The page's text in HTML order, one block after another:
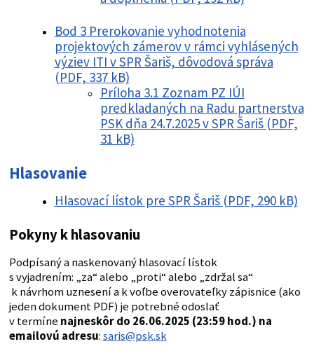
Bod 3 Prerokovanie vyhodnotenia
projektových zámerov v rámci vyhlásených
výziev ITI v SPR Šariš, dôvodová správa
(PDF, 337 kB)
Príloha 3.1 Zoznam PZ IÚI
predkladaných na Radu partnerstva
PSK dňa 24.7.2025 v SPR Šariš (PDF,
31 kB)
Hlasovanie
Hlasovací lístok pre SPR Šariš (PDF, 290 kB)
Pokyny k hlasovaniu
Podpísaný a naskenovaný hlasovací lístok
s vyjadrením: „za“ alebo „proti“ alebo „zdržal sa“
k návrhom uznesení a k voľbe overovateľky zápisnice (ako
jeden dokument PDF) je potrebné odoslať
v termíne najneskôr do 26.06.2025 (23:59 hod.) na
emailovú adresu:saris@psk.sk